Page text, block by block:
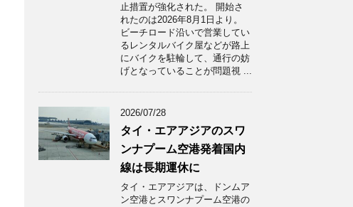
止措置が強化された。 開始さ
れたのは2026年8月1日より。
ビーチロード沿いで営業してい
るレンタルバイク屋などが路上
にバイクを駐輪して、通行の妨
げとなっていることが問題視 ...
2026/07/28
タイ・エアアジアのスワ
ンナプーム空港発着国内
線は長期運休に
タイ・エアアジアは、ドンムア
ン空港とスワンナプーム空港の